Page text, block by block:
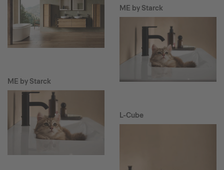
ME by Starck
ME by Starck
L-Cube